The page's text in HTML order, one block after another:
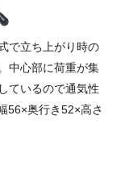
で立ち上がり時の
中心部に荷重が集
ているので通気性
56×奥行き52×高さ